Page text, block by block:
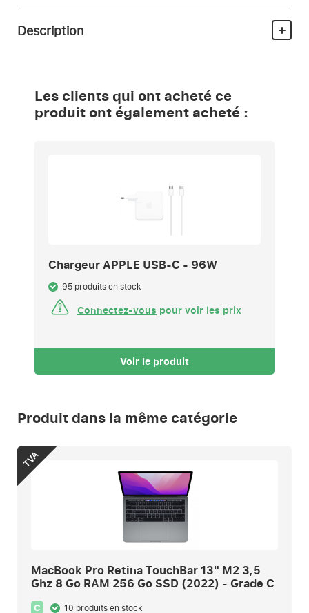
Description
Les clients qui ont acheté ce
produit ont également acheté :
Chargeur APPLE USB-C - 96W
95 produits en stock
Connectez-vous pour voir les prix
Voir le produit
Produit dans la même catégorie
TVA
MacBook Pro Retina TouchBar 13" M2 3,5
Ghz 8 Go RAM 256 Go SSD (2022) - Grade C
C 10 produits en stock